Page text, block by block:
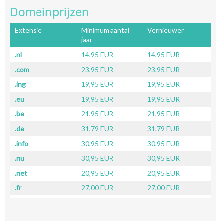
Domeinprijzen
Extensie
Minimum aantal
jaar
Vernieuwen
.nl 14,95 EUR
14,95 EUR
.com
23,95 EUR
23,95 EUR
.ing
19,95 EUR
19,95 EUR
.eu
19,95 EUR
19,95 EUR
.be
21,95 EUR
21,95 EUR
.de
31,79 EUR
31,79 EUR
.info
30,95 EUR
30,95 EUR
.nu
30,95 EUR
30,95 EUR
.net
20,95 EUR
20,95 EUR
.fr
27,00 EUR
27,00 EUR